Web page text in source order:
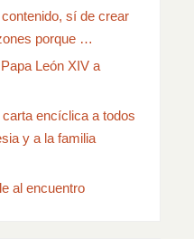
sí de crear
porque …
León XIV a
encíclica a todos
y a la familia
al encuentro